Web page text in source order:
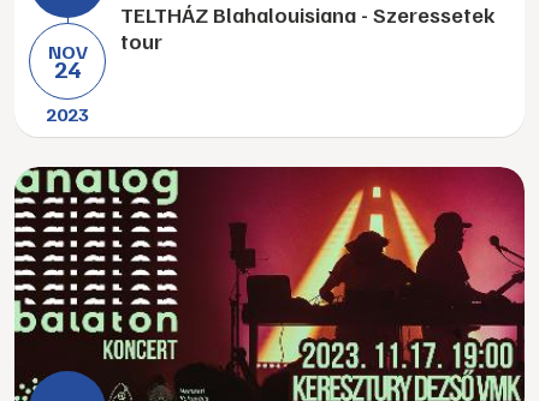
NOV
24
2023
TELTHÁZ Blahalouisiana - Szeressetek
tour